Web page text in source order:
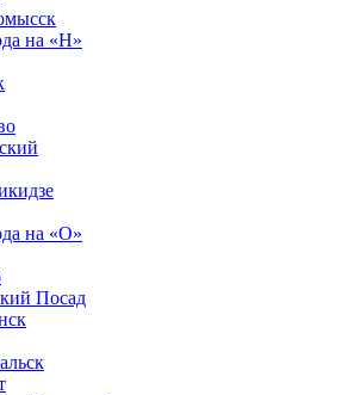
на «Н»
на «О»
Посад